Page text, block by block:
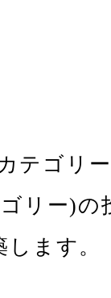
テゴリー
リー)の
ます。